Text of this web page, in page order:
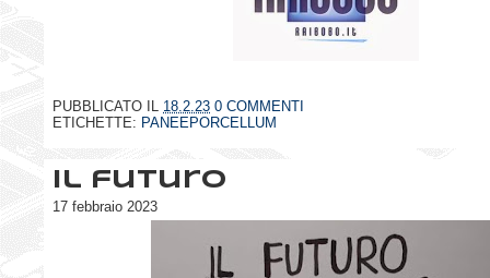
PUBBLICATO IL 18.2.23 0 COMMENTI
ETICHETTE: PANEEPORCELLUM
Il futuro
17 febbraio 2023